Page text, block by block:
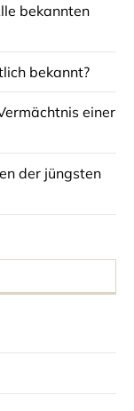
bekannten
bekannt?
einer
der jüngsten